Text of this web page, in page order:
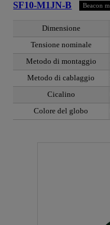
SF10-M1JN-B Beacon
Dimensione
Tensione nominale
Metodo di montaggio
Metodo di cablaggio
Cicalino
Colore del globo